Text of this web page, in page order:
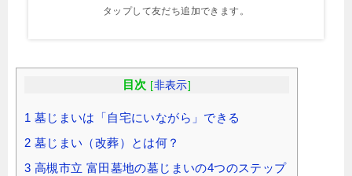
タップして友だち追加できます。
目次 [非表示]
1 墓じまいは「自宅にいながら」できる
2 墓じまい（改葬）とは何？
3 高槻市立 富田墓地の墓じまいの4つのステップ